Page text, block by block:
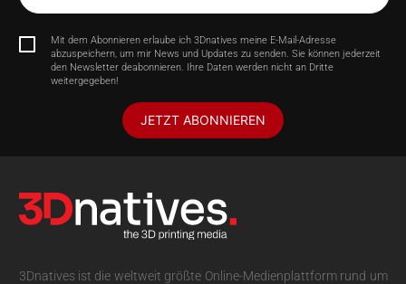
Mit dem Abonnieren erlaube ich 3Dnatives meine E-Mail-Adresse
abzuspeichern, um mir News und Updates zu senden. Sie können jederzeit
den Newsletter deabonnieren. Ihre Daten werden nicht an Dritte
weitergegeben!
JETZT ABONNIEREN
3Dnatives ist die weltweit größte Online-Medienplattform rund um